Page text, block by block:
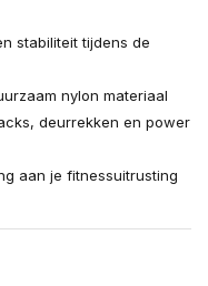
stabiliteit tijdens de
nylon materiaal
deurrekken en power
aan je fitnessuitrusting